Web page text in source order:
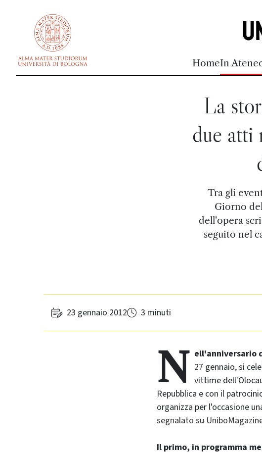
HomeIn
La
due atti
Tra gli
Giorno
dell'opera
seguito nel
23 gennaio 2012 3 minuti
N ell'anniversario
27 gennaio, si
vittime
Repubblica e con il
organizza per l'occasione
segnalato su
Il primo, in programma